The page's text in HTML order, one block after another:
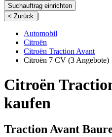
Suchauftrag einrichten
< Zurück |
Automobil
Citroën
Citroën Traction Avant
Citroën 7 CV (3 Angebote)
Citroën
kaufen
Traction Avant